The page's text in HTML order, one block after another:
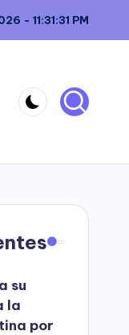
- 11:31:32 PM
su
la
por